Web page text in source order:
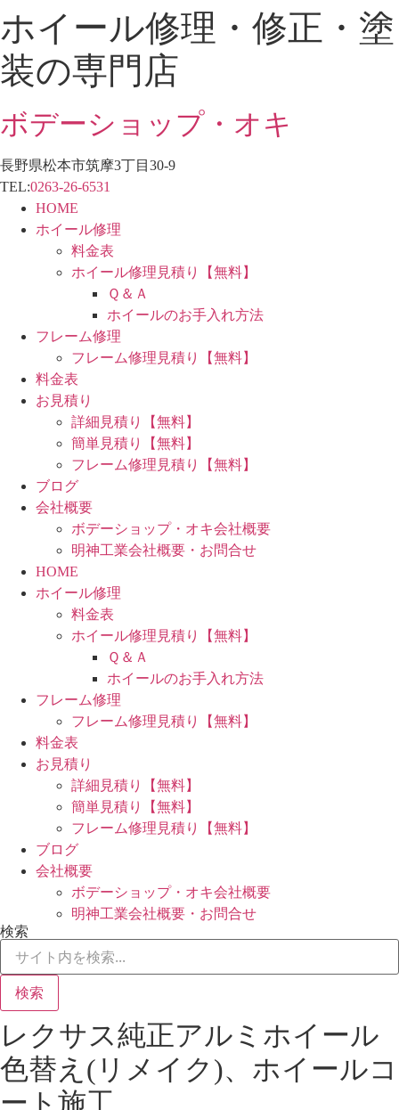
ン
テ
ン
に
キ
ッ
ホイール修理・修正・塗
装の専門店
ボデーショップ・オキ
長野県松本市筑摩3丁目30-9
TEL:0263-26-6531
HOME
ホイール修理
料金表
ホイール修理見積り【無料】
Ｑ＆Ａ
ホイールのお手入れ方法
フレーム修理
フレーム修理見積り【無料】
料金表
お見積り
詳細見積り【無料】
簡単見積り【無料】
フレーム修理見積り【無料】
ブログ
会社概要
ボデーショップ・オキ会社概要
明神工業会社概要・お問合せ
HOME
ホイール修理
料金表
ホイール修理見積り【無料】
Ｑ＆Ａ
ホイールのお手入れ方法
フレーム修理
フレーム修理見積り【無料】
料金表
お見積り
詳細見積り【無料】
簡単見積り【無料】
フレーム修理見積り【無料】
ブログ
会社概要
ボデーショップ・オキ会社概要
明神工業会社概要・お問合せ
検索
検索
レクサス純正アルミホイール
色替え(リメイク)、ホイールコ
ート施工